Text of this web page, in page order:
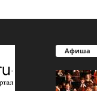
Афиша